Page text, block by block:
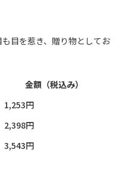
目を惹き、贈り物としてお
金額（税込み）
1,253円
2,398円
3,543円